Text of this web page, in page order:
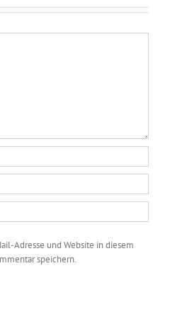
Adresse und Website in diesem
speichern.